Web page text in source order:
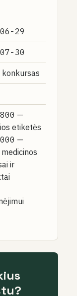
29
30
konkursas
—
etiketės
—
ir